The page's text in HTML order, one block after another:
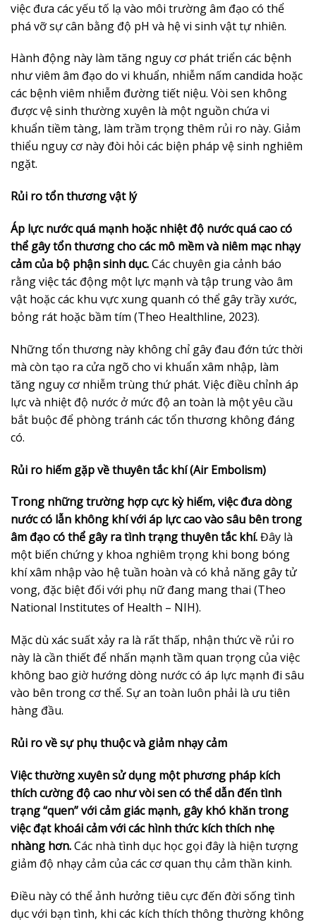
việc đưa các yếu tố lạ vào môi trường âm đạo có thể
phá vỡ sự cân bằng độ pH và hệ vi sinh vật tự nhiên.
Hành động này làm tăng nguy cơ phát triển các bệnh
như viêm âm đạo do vi khuẩn, nhiễm nấm candida hoặc
các bệnh viêm nhiễm đường tiết niệu. Vòi sen không
được vệ sinh thường xuyên là một nguồn chứa vi
khuẩn tiềm tàng, làm trầm trọng thêm rủi ro này. Giảm
thiểu nguy cơ này đòi hỏi các biện pháp vệ sinh nghiêm
ngặt.
Rủi ro tổn thương vật lý
Áp lực nước quá mạnh hoặc nhiệt độ nước quá cao có
thể gây tổn thương cho các mô mềm và niêm mạc nhạy
cảm của bộ phận sinh dục.Các chuyên gia cảnh báo
rằng việc tác động một lực mạnh và tập trung vào âm
vật hoặc các khu vực xung quanh có thể gây trầy xước,
bỏng rát hoặc bầm tím (Theo Healthline, 2023).
Những tổn thương này không chỉ gây đau đớn tức thời
mà còn tạo ra cửa ngõ cho vi khuẩn xâm nhập, làm
tăng nguy cơ nhiễm trùng thứ phát. Việc điều chỉnh áp
lực và nhiệt độ nước ở mức độ an toàn là một yêu cầu
bắt buộc để phòng tránh các tổn thương không đáng
có.
Rủi ro hiếm gặp về thuyên tắc khí (Air Embolism)
Trong những trường hợp cực kỳ hiếm, việc đưa dòng
nước có lẫn không khí với áp lực cao vào sâu bên trong
âm đạo có thể gây ra tình trạng thuyên tắc khí.Đây là
một biến chứng y khoa nghiêm trọng khi bong bóng
khí xâm nhập vào hệ tuần hoàn và có khả năng gây tử
vong, đặc biệt đối với phụ nữ đang mang thai (Theo
National Institutes of Health – NIH).
Mặc dù xác suất xảy ra là rất thấp, nhận thức về rủi ro
này là cần thiết để nhấn mạnh tầm quan trọng của việc
không bao giờ hướng dòng nước có áp lực mạnh đi sâu
vào bên trong cơ thể. Sự an toàn luôn phải là ưu tiên
hàng đầu.
Rủi ro về sự phụ thuộc và giảm nhạy cảm
Việc thường xuyên sử dụng một phương pháp kích
thích cường độ cao như vòi sen có thể dẫn đến tình
trạng “quen” với cảm giác mạnh, gây khó khăn trong
việc đạt khoái cảm với các hình thức kích thích nhẹ
nhàng hơn.Các nhà tình dục học gọi đây là hiện tượng
giảm độ nhạy cảm của các cơ quan thụ cảm thần kinh.
Điều này có thể ảnh hưởng tiêu cực đến đời sống tình
dục với bạn tình, khi các kích thích thông thường không